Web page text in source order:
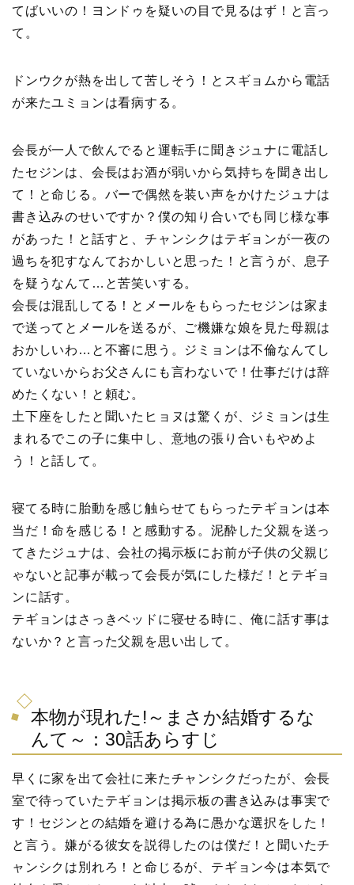
てばいいの！ヨンドゥを疑いの目で見るはず！と言っ
て。
ドンウクが熱を出して苦しそう！とスギョムから電話
が来たユミョンは看病する。
会長が一人で飲んでると運転手に聞きジュナに電話し
たセジンは、会長はお酒が弱いから気持ちを聞き出し
て！と命じる。バーで偶然を装い声をかけたジュナは
書き込みのせいですか？僕の知り合いでも同じ様な事
があった！と話すと、チャンシクはテギョンが一夜の
過ちを犯すなんておかしいと思った！と言うが、息子
を疑うなんて…と苦笑いする。
会長は混乱してる！とメールをもらったセジンは家ま
で送ってとメールを送るが、ご機嫌な娘を見た母親は
おかしいわ…と不審に思う。ジミョンは不倫なんてし
ていないからお父さんにも言わないで！仕事だけは辞
めたくない！と頼む。
土下座をしたと聞いたヒョヌは驚くが、ジミョンは生
まれるでこの子に集中し、意地の張り合いもやめよ
う！と話して。
寝てる時に胎動を感じ触らせてもらったテギョンは本
当だ！命を感じる！と感動する。泥酔した父親を送っ
てきたジュナは、会社の掲示板にお前が子供の父親じ
ゃないと記事が載って会長が気にした様だ！とテギョ
ンに話す。
テギョンはさっきベッドに寝せる時に、俺に話す事は
ないか？と言った父親を思い出して。
本物が現れた!～まさか結婚するな
んて～：30話あらすじ
早くに家を出て会社に来たチャンシクだったが、会長
室で待っていたテギョンは掲示板の書き込みは事実で
す！セジンとの結婚を避ける為に愚かな選択をした！
と言う。嫌がる彼女を説得したのは僕だ！と聞いたチ
ャンシクは別れろ！と命じるが、テギョン今は本気で